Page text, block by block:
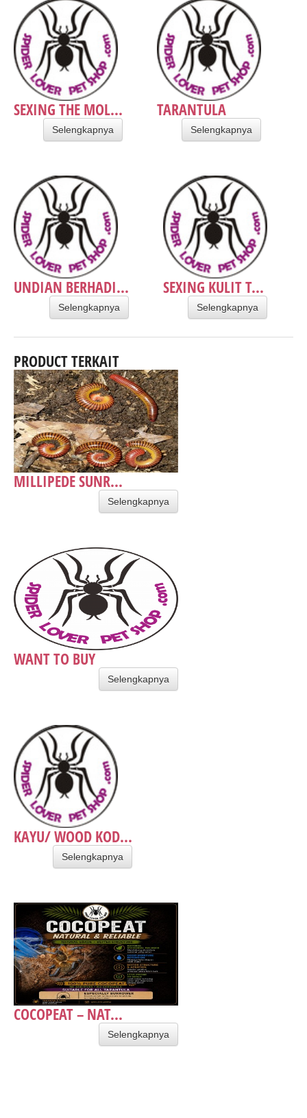
SEXING THE MOL...
Selengkapnya
TARANTULA
Selengkapnya
UNDIAN BERHADI...
Selengkapnya
SEXING KULIT T...
Selengkapnya
PRODUCT TERKAIT
MILLIPEDE SUNR...
Selengkapnya
WANT TO BUY
Selengkapnya
KAYU/ WOOD KOD...
Selengkapnya
COCOPEAT – NAT...
Selengkapnya